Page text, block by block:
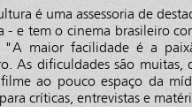
é uma assessoria de
- e tem o cinema brasileiro
"A maior facilidade é a
As dificuldades são
ao pouco espaço da
críticas, entrevistas e